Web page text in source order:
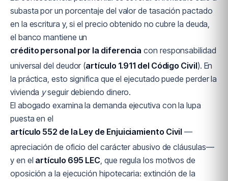
subasta por un porcentaje del valor de tasación pactado
en la escritura y, si el precio obtenido no cubre la deuda,
el banco mantiene un
crédito personal por la diferencia con responsabilidad
universal del deudor (artículo 1.911 del Código Civil). En
la práctica, esto significa que el ejecutado puede perder la
vivienda yseguir debiendo dinero.
El abogado examina la demanda ejecutiva con la lupa
puesta en el
artículo 552 de la Ley de Enjuiciamiento Civil —
apreciación de oficio del carácter abusivo de cláusulas—
y en el artículo 695 LEC, que regula los motivos de
oposición a la ejecución hipotecaria: extinción de la